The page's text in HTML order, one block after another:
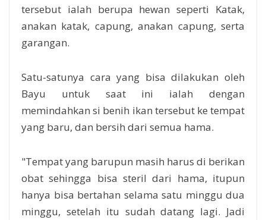
tersebut ialah berupa hewan seperti Katak,
anakan katak, capung, anakan capung, serta
garangan.
Satu-satunya cara yang bisa dilakukan oleh
Bayu untuk saat ini ialah dengan
memindahkan si benih ikan tersebut ke tempat
yang baru, dan bersih dari semua hama.
"Tempat yang barupun masih harus di berikan
obat sehingga bisa steril dari hama, itupun
hanya bisa bertahan selama satu minggu dua
minggu, setelah itu sudah datang lagi. Jadi